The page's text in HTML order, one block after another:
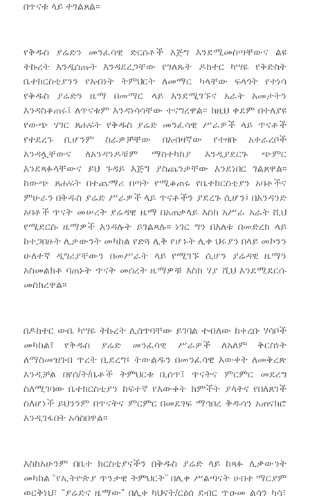
በጥናቱ ላይ ተገልጸል፡፡
የቅዱስ ያሬድን መንፈሳዊ ድርሰቶች እጅግ እንደሚመስጣቸውና ልዩ
ትኩረት እንዲሰጡት እንዳደረጋቸው የገለጹት ዶክተር ካሣዬ የቅድስት
ቤተክርስቲያንን የአብነት ትምህርት ለመማር ካላቸው ፍላጎት የተነሳ
የቅዱስ ያሬድን ዜማ በመማር ላይ እንደሚገኙና አራት አመታትን
እንዳስቆጠሩ፤ ለጥናቱም እንዳነሳሳቸው ተናግረዋል፡፡ ከዚህ ቀደም በተለያዩ
የውጭ ሃገር ጸሐፍት የቅዱስ ያሬድ መንፈሳዊ ሥራዎች ላይ ጥናቶች
የተደረጉ ቢሆንም ስራዎቻቸው በአብዛኛው የተዛቡ አቀራረቦች
እንዳሏቸውና ለአንዳንዶቹም ማስተካከያ እንዲያደርጉ ጭምር
እንደጻፉላቸውና ይህ ጉዳይ እጅግ ያስጨንቃቸው እንደነበር ገልጸዋል፡፡
ከውጭ ጸሐፍት በተጨማሪ በጣት የሚቆጠሩ የቤተክርስቲያን አባቶችና
ምሁራን በቅዱስ ያሬድ ሥራዎች ላይ ጥናቶችን ያደረጉ ሲሆን፤ በአንዳንድ
አባቶች ጥናት መሠረት ያሬዳዊ ዜማ በአጠቃላይ እስከ አሥራ አራት ሺህ
የሚደርሱ ዜማዎች እንዳሉት ይገልጻሉ፡፡ ነገር ግን በእለቱ በመድረክ ላይ
ከተጋበዙት ሊቃውንት መካከል የድጓ ሊቅ የሆኑት ሊቀ ህሩያን በላይ መኮንን
ሁለተኛ ዲግሪያቸውን በመሥራት ላይ የሚገኙ ሲሆን ያሬዳዊ ዜማን
አስመልክቶ ባጠኑት ጥናት መሰረት ዜማዎቹ እስከ ሃያ ሺህ እንደሚደርሱ
መስክረዋል፡፡
በዶክተር ውቤ ካሣዬ ትኩረት ሊሰጥባቸው ይገባል ተብለው ከቀረቡ ሃሳቦች
መካከል፤ የቅዱስ ያሬድ መንፈሳዊ ሥራዎች ለአለም ቅርስነት
ለማስመዝገብ ጥረት ቢደረግ፤ ትውልዱን በመንፈሳዊ እውቀት ለመቅረጽ
እንዲቻል በየሰ/ት/ቤቶች ትምህርቱ ቢሰጥ፤ ጥናትና ምርምር መደረግ
ስለሚገባው ቤተክርስቲያን ከፍተኛ የእውቀት ክምችት ያላትና የበለጸገች
ስለሆነች ይህንንም በጥናትና ምርምር በመደገፍ ማኅበረ ቅዱሳን አጠናክሮ
እንዲገፋበት አሳስበዋል፡፡
እስከአሁንም በቤተ ክርስቲያናችን በቅዱስ ያሬድ ላይ ከጻፉ ሊቃውንት
መካከል “የኢትዮጵያ ጥንታዊ ትምህርት” በሊቀ ሥልጣናት ሀብተ ማርያም
ወርቅነህ፣ “ያሬድና ዜማው” በሊቀ ካህናት/ርዕሰ ደብር ጥዑመ ልሳን ካሳ፣